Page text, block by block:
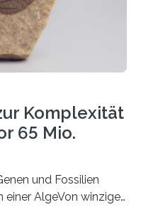
Komplexität
65 Mio.
und Fossilien
einer AlgeVon winzigen